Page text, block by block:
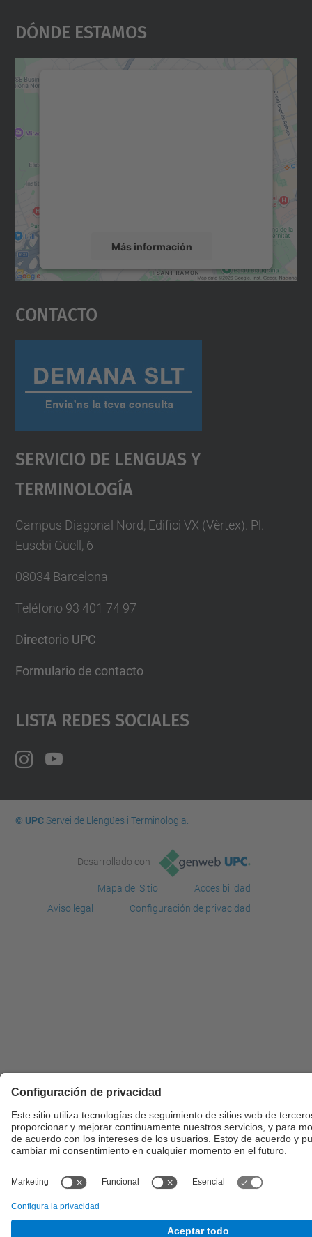
Dónde Estamos
Más información
Aceptar
powered by
Contacto
Servicio De Lenguas Y
Terminología
Campus Diagonal Nord, Edifici VX (Vèrtex). Pl.
Eusebi Güell, 6
08034 Barcelona
Teléfono 93 401 74 97
Directorio UPC
Formulario de contacto
Lista Redes Sociales
© UPCServei de Llengües i Terminologia.
Desarrollado con
Mapa del Sitio
Accesibilidad
Aviso legal
Configuración de privacidad